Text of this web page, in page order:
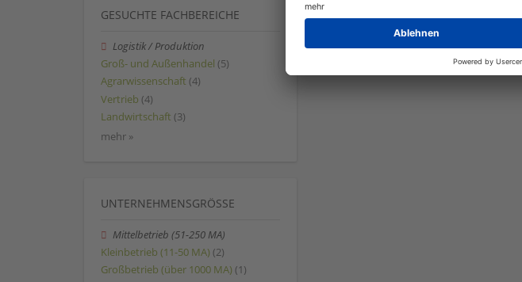
GESUCHTE FACHBEREICHE
Logistik / Produktion
Groß- und Außenhandel (5)
Agrarwissenschaft (4)
Vertrieb (4)
Landwirtschaft (3)
mehr »
UNTERNEHMENSGRÖSSE
Mittelbetrieb (51-250 MA)
Kleinbetrieb (11-50 MA) (2)
Großbetrieb (über 1000 MA) (1)